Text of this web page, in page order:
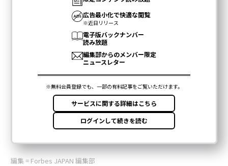
編集 = Forbes JAPAN 編集部